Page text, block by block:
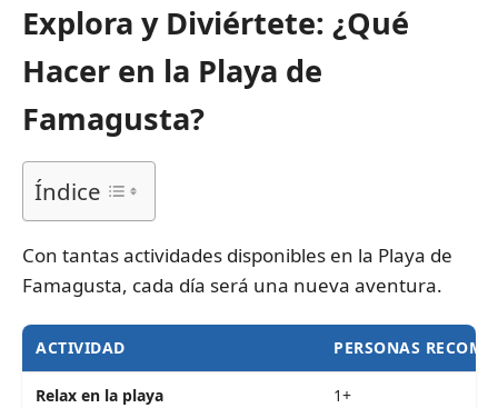
Explora y Diviértete: ¿Qué
Hacer en la Playa de
Famagusta?
Índice
Con tantas actividades disponibles en la Playa de
Famagusta, cada día será una nueva aventura.
ACTIVIDAD PERSONAS
Relax en la playa 1+